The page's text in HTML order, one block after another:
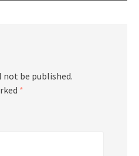
not be published.
*